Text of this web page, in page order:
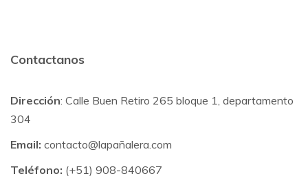
Contactanos
Dirección: Calle Buen Retiro 265 bloque 1, departamento
304
Email: contacto@lapañalera.com
Teléfono: (+51) 908-840667